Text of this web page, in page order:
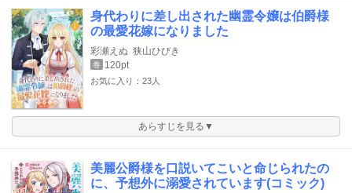
身代わりに差し出された幽霊令嬢は伯爵様
の最愛花嫁になりました
彩瀬えぬ 狭山ひびき
巻 120pt
お気に入り：23人
あらすじを見る▼
美麗公爵様を口説いてこいと命じられたの
に、予想外に溺愛されています(コミック)